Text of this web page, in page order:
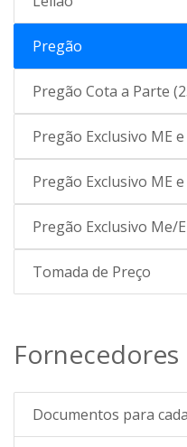
Pregão
Pregão Cota a Parte
Pregão Exclusivo ME e
Pregão Exclusivo ME
Pregão Exclusivo Me/
Tomada de Preço
Fornecedores
Documentos para